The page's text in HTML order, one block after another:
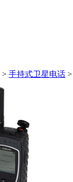
> 手持式卫星电话 >